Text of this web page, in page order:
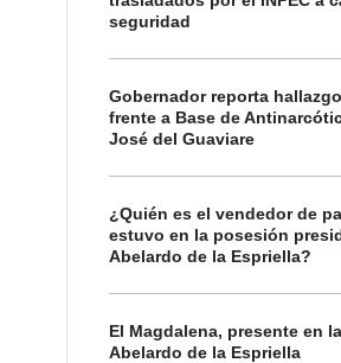
seguridad
Gobernador reporta
frente a Base de
José del Guaviare
¿Quién es el vendedor de
estuvo en la posesión
Abelardo de la Espriella?
El Magdalena, presente en
Abelardo de la Espriella